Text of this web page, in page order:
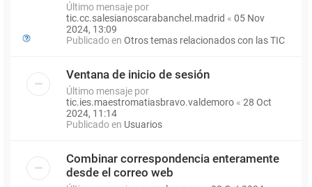
Último mensaje por
tic.cc.salesianoscarabanchel.madrid « 05 Nov
2024, 13:09
Publicado en Otros temas relacionados con las TIC
Ventana de inicio de sesión
Último mensaje por
tic.ies.maestromatiasbravo.valdemoro « 28 Oct
2024, 11:14
Publicado en Usuarios
Combinar correspondencia enteramente
desde el correo web